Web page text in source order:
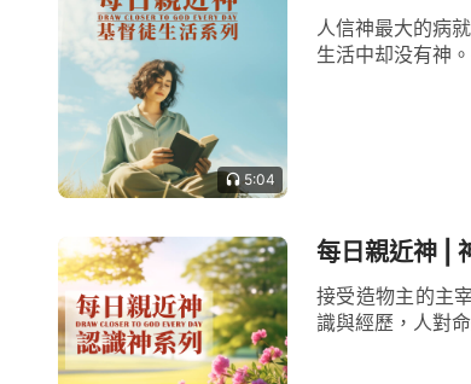
5:04
人信神最大的病
生活中却没有神
每日親近神 |
接受造物主的主
識與經歷，人對